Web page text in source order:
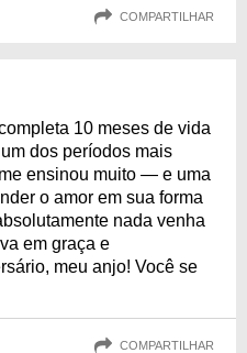
COMPARTILHAR
10 meses de vida
dos períodos mais
ensinou muito — e uma
o amor em sua forma
nada venha
em graça e
meu anjo! Você se
COMPARTILHAR